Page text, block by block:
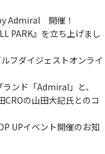
Admiral 開催！
PARK』を立ち上げまし
フダイジェストオンライ
ンド「Admiral」と、
の山田大記氏とのコ
UPイベント開催のお知